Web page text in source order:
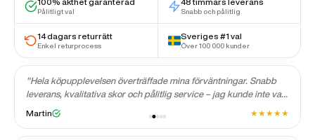
100% äkthet garanterad
Pålitligt val
48 timmars leverans
Snabb och pålitlig
14 dagars returrätt
Enkel returprocess
Sveriges #1 val
Över 100 000 kunder
"Hela köpupplevelsen överträffade mina förväntningar. Snabb
leverans, kvalitativa skor och pålitlig service – jag kunde inte vara
mer nöjd."
Martin ★★★★★